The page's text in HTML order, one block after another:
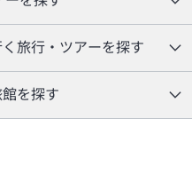
旅行・ツアーを探す
を探す